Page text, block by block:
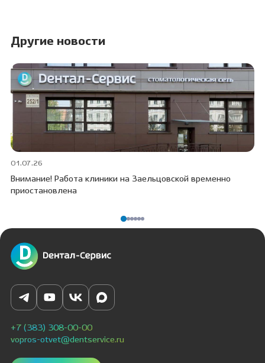
Другие новости
01.07.26
Внимание! Работа клиники на Заельцовской временно
приостановлена
+7 (383) 308-00-00
vopros-otvet@dentservice.ru